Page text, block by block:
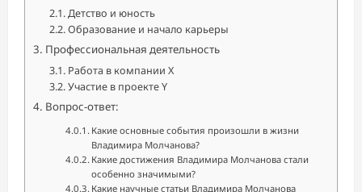
Детство и юность
Образование и начало карьеры
Профессиональная деятельность
Работа в компании X
Участие в проекте Y
Вопрос-ответ:
Какие основные события произошли в жизни
Владимира Молчанова?
Какие достижения Владимира Молчанова стали
особенно значимыми?
Какие научные статьи Владимира Молчанова